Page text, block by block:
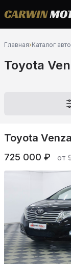
Главная›Каталог
Toyota
Toyota
725 000 ₽ от